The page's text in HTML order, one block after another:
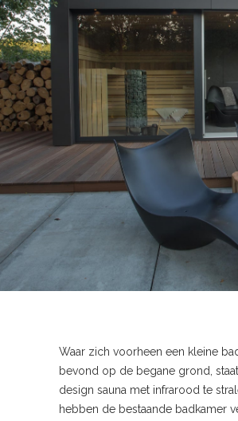
Waar zich voorheen een kleine
bevond op de begane grond,
design sauna met infrarood te
hebben de bestaande badkamer